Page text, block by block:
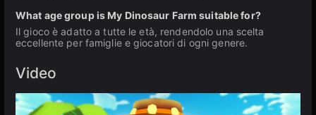
What age group is My Dinosaur Farm suitable for?
Il gioco è adatto a tutte le età, rendendolo una scelta
eccellente per famiglie e giocatori di ogni genere.
Video